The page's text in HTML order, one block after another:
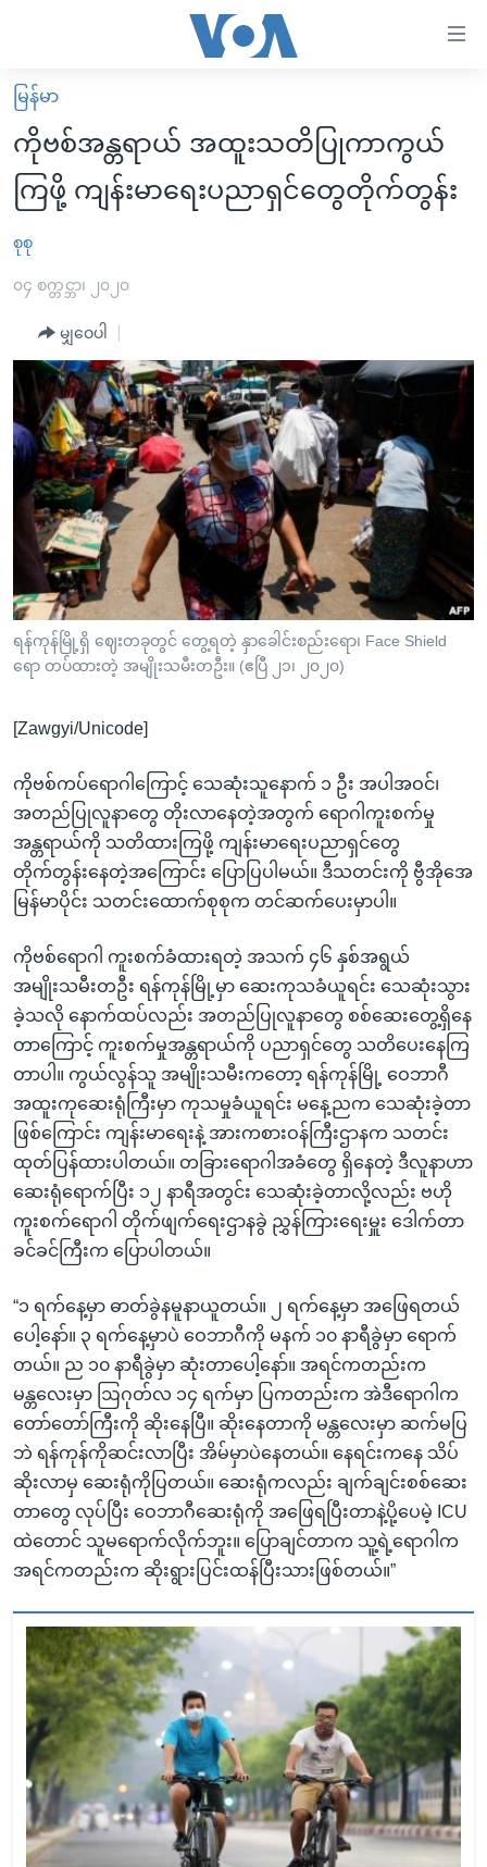
လွယ်ကူ
စေ
သည့်
Link
များ
ပင်မ
ကျော်
ကြည့်
ရန်
ပင်မ
စာမျက်နှာ
ကျော်
ကြည့်
ရန်
ရန်
သို့
ကျော်
ရန်
မူလစာမျက်နှာ
မြန်မာ
ကမ္ဘာ့သတင်းများ
အစ္စရေး-ပါလက်စတိုင်း
အင်္ဂလိပ်စာလေ့လာမယ်
အမေရိကန်သုံးအီဒီယံ
မကြေးမုံရဲ့ အင်္ဂလိပ်စာ
ရုပ်ရှင်ထဲက အင်္ဂလိပ်စာ
သုတပဒေသာ အင်္ဂလိပ်စာ
အပတ်စဉ်ကဏ္ဍများ
ရေဒီယို
တီဗွီ
ရေဒီယိုနှင့်ရုပ်သံ အချက်အလက်များ
ရေဒီယို/တီဗွီအစီအစဉ်
Learning English
ဗွီအိုအေ လူမှုကွန်ယက်များ
မြန်မာ
ကိုဗစ်အန္တရာယ် အထူးသတိပြုကာကွယ်
ကြဖို့ ကျန်းမာရေးပညာရှင်တွေတိုက်တွန်း
စုစု
၀၄ စက္တင္ဘာ၊ ၂၀၂၀
မျှဝေပါ
ရန်ကုန်မြို့ရှိ ဈေးတခုတွင် တွေ့ရတဲ့ နှာခေါင်းစည်းရော၊ Face Shield
ရော တပ်ထားတဲ့ အမျိုးသမီးတဦး။ (ဧပြီ ၂၁၊ ၂၀၂၀)
[Zawgyi/Unicode]
ကိုဗစ်ကပ်ရောဂါကြောင့် သေဆုံးသူနောက် ၁ ဦး အပါအဝင်၊
အတည်ပြုလူနာတွေ တိုးလာနေတဲ့အတွက် ရောဂါကူးစက်မှု
အန္တရာယ်ကို သတိထားကြဖို့ ကျန်းမာရေးပညာရှင်တွေ
တိုက်တွန်းနေတဲ့အကြောင်း ပြောပြပါမယ်။ ဒီသတင်းကို ဗွီအိုအေ
မြန်မာပိုင်း သတင်းထောက်စုစုက တင်ဆက်ပေးမှာပါ။
ကိုဗစ်ရောဂါ ကူးစက်ခံထားရတဲ့ အသက် ၄၆ နှစ်အရွယ်
အမျိုးသမီးတဦး ရန်ကုန်မြို့မှာ ဆေးကုသခံယူရင်း သေဆုံးသွား
ခဲ့သလို နောက်ထပ်လည်း အတည်ပြုလူနာတွေ စစ်ဆေးတွေ့ရှိနေ
တာကြောင့် ကူးစက်မှုအန္တရာယ်ကို ပညာရှင်တွေ သတိပေးနေကြ
တာပါ။ ကွယ်လွန်သူ အမျိုးသမီးကတော့ ရန်ကုန်မြို့ ဝေဘာဂီ
အထူးကုဆေးရုံကြီးမှာ ကုသမှုခံယူရင်း မနေ့ညက သေဆုံးခဲ့တာ
ဖြစ်ကြောင်း ကျန်းမာရေးနဲ့ အားကစားဝန်ကြီးဌာနက သတင်း
ထုတ်ပြန်ထားပါတယ်။ တခြားရောဂါအခံတွေ ရှိနေတဲ့ ဒီလူနာဟာ
ဆေးရုံရောက်ပြီး ၁၂ နာရီအတွင်း သေဆုံးခဲ့တာလို့လည်း ဗဟို
ကူးစက်ရောဂါ တိုက်ဖျက်ရေးဌာနခွဲ ညွှန်ကြားရေးမှူး ဒေါက်တာ
ခင်ခင်ကြီးက ပြောပါတယ်။
“၁ ရက်နေ့မှာ ဓာတ်ခွဲနမူနာယူတယ်။ ၂ ရက်နေ့မှာ အဖြေရတယ်
ပေါ့နော်။ ၃ ရက်နေ့မှာပဲ ဝေဘာဂီကို မနက် ၁၀ နာရီခွဲမှာ ရောက်
တယ်။ ည ၁၀ နာရီခွဲမှာ ဆုံးတာပေါ့နော်။ အရင်ကတည်းက
မန္တလေးမှာ ဩဂုတ်လ ၁၄ ရက်မှာ ပြကတည်းက အဲဒီရောဂါက
တော်တော်ကြီးကို ဆိုးနေပြီ။ ဆိုးနေတာကို မန္တလေးမှာ ဆက်မပြ
ဘဲ ရန်ကုန်ကိုဆင်းလာပြီး အိမ်မှာပဲနေတယ်။ နေရင်းကနေ သိပ်
ဆိုးလာမှ ဆေးရုံကိုပြတယ်။ ဆေးရုံကလည်း ချက်ချင်းစစ်ဆေး
တာတွေ လုပ်ပြီး ဝေဘာဂီဆေးရုံကို အဖြေရပြီးတာနဲ့ပို့ပေမဲ့ ICU
ထဲတောင် သူမရောက်လိုက်ဘူး။ ပြောချင်တာက သူ့ရဲ့ရောဂါက
အရင်ကတည်းက ဆိုးရွားပြင်းထန်ပြီးသားဖြစ်တယ်။”